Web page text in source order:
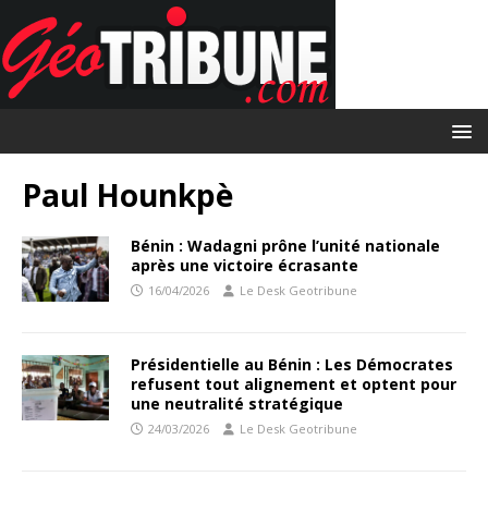
Paul Hounkpè
Bénin : Wadagni prône l’unité nationale
après une victoire écrasante
16/04/2026 Le Desk Geotribune
Présidentielle au Bénin : Les Démocrates
refusent tout alignement et optent pour
une neutralité stratégique
24/03/2026 Le Desk Geotribune